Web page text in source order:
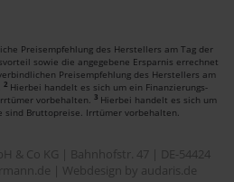
Preisempfehlung des Herstellers am Tag der
sowie die angegebene Ersparnis errechnet
Preisempfehlung des Herstellers am
2 Hierbei handelt es sich um ein Finanzierungs-
vorbehalten.
3 Hierbei handelt es sich um
sind Bruttopreise. Irrtümer vorbehalten.
& Co KG | Bahnhofstr. 47 | DE-54424
| Webdesign by audaris.de